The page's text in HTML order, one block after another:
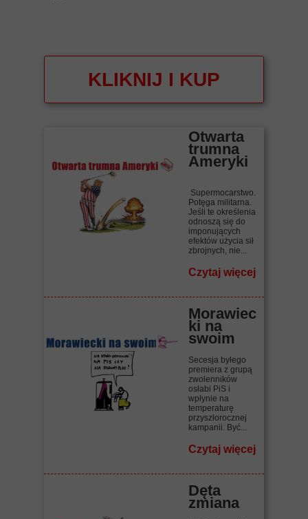
Otwarta
trumna
Ameryki
Supermocarstwo.
Potęga militarna.
Jeśli te określenia
odnoszą się do
imponujących
efektów użycia sił
zbrojnych, nie...
Czytaj więcej
Morawiec
ki na
swoim
Secesja byłego
premiera z grupą
zwolenników
osłabi PiS i
wpłynie na
temperaturę
przyszłorocznej
kampanii. Być...
Czytaj więcej
Dęta
zmiana
KLIKNIJ I KUP